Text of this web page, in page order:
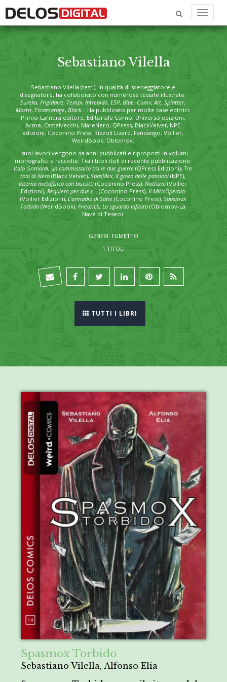
Menu
Sebastiano Vilella
Sebastiano Vilella (testi), in qualità di sceneggiatore e
disegnatore, ha collaborato con numerose testate illustrate:
Eureka, Frigidaire, Tempi, Intrepido, ESP, Blue, Comic Art, Splatter,
Mostri, Escamotage, Black… Ha pubblicato per molte case editrici:
Primo Carnera editore, Editoriale Corno, Universo edizioni,
Acme, Castelvecchi, MareNero, QPress, BlackVelvet, NPE
edizioni, Coconino Press, Rizzoli Lizard, Fandango, Voilier,
WeirdBook, Oblomov.
I suoi lavori vengono da anni pubblicati e riproposti in volumi
monografici e raccolte. Tra i titoli itoli di recente pubblicazione:
Italo Grimaldi, un commissario tra le due guerre (QPress Edizioni), Tre
toni di Nero (Black Velvet), SpasMex, Il gioco delle passioni (NPE),
Interno metafisico con biscotti (Coconino Press), Notturni (Voilier
Edizioni), Requiem per due c… (Coconino Press), Il MiticOperaio
(Voilier Edizioni), L’armadio di Satie(Coconino Press), Spasmox
Torbido (WeirdBook), Friedrich, Lo sguardo infinito (Oblomov-La
Nave di Teseo).
GENERI: FUMETTO
1 TITOLI
TUTTI I LIBRI
Spasmox Torbido
Sebastiano Vilella, Alfonso Elia